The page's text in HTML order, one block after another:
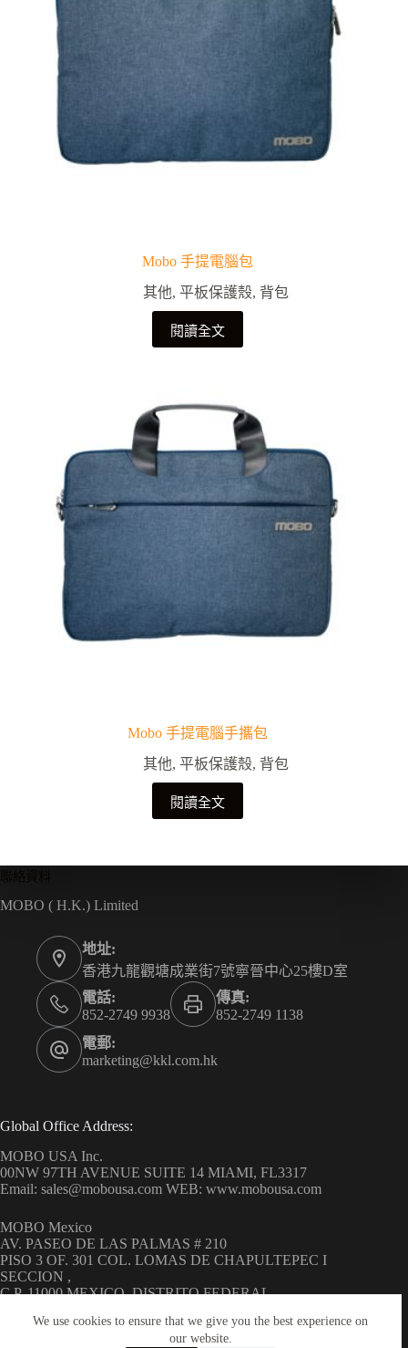
We use cookies to ensure that we give you the best experience on
our website.
Mobo 手提電腦包
其他,平板保護殼, 背包
閱讀全文
Mobo 手提電腦手攜包
其他,平板保護殼, 背包
閱讀全文
MOBO ( H.K.) Limited
地址:
香港九龍觀塘成業街7號寧晉中心25樓D室
電話:
852-2749 9938
傳真:
852-2749 1138
電郵:
marketing@kkl.com.hk
Global Office Address:
MOBO USA Inc.
00NW 97TH AVENUE SUITE 14 MIAMI, FL3317
Email: sales@mobousa.com WEB: www.mobousa.com
MOBO Mexico
AV. PASEO DE LAS PALMAS # 210
PISO 3 OF. 301 COL. LOMAS DE CHAPULTEPEC I
SECCION ,
C.P. 11000 MEXICO, DISTRITO FEDERAL